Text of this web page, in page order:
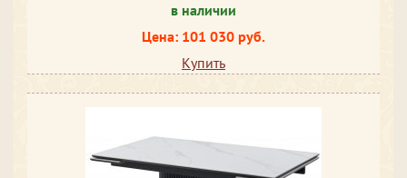
в наличии
Цена: 101 030 руб.
Купить